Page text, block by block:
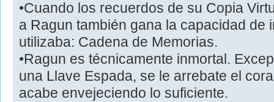
•Cuando los recuerdos de su Copia
a Ragun también gana la capacidad de
utilizaba: Cadena de Memorias.
•Ragun es técnicamente inmortal.
una Llave Espada, se le arrebate el
acabe envejeciendo lo suficiente.